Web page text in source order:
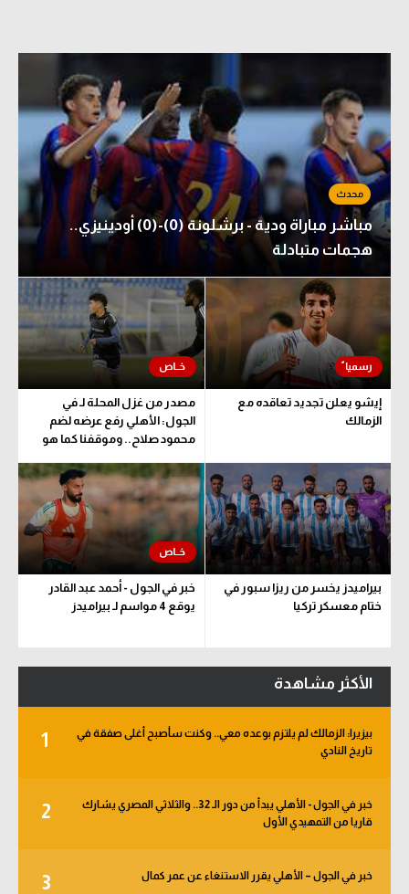
مباشر مباراة ودية - برشلونة (0)-(0) أودينيزي..
هجمات متبادلة
إيشو يعلن تجديد تعاقده مع
الزمالك
مصدر من غزل المحلة لـ في
الجول: الأهلي رفع عرضه لضم
محمود صلاح.. وموقفنا كما هو
بيراميدز يخسر من ريزا سبور في
ختام معسكر تركيا
خبر في الجول - أحمد عبد القادر
يوقع 4 مواسم لـ بيراميدز
الأكثر مشاهدة
1
بيزيرا: الزمالك لم يلتزم بوعده معي.. وكنت سأصبح أغلى صفقة في
تاريخ النادي
2
خبر في الجول - الأهلي يبدأ من دور الـ 32.. والثلاثي المصري يشارك
قاريا من التمهيدي الأول
3 خبر في الجول – الأهلي يقرر الاستنغاء عن عمر كمال